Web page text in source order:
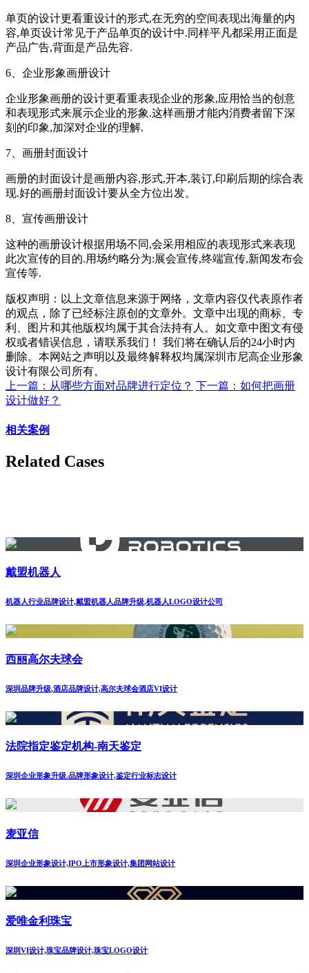
单页的设计更看重设计的形式,在无穷的空间表现出海量的内
容,单页设计常见于产品单页的设计中.同样平凡都采用正面是
产品广告,背面是产品先容.
6、企业形象画册设计
企业形象画册的设计更看重表现企业的形象,应用恰当的创意
和表现形式来展示企业的形象.这样画册才能内消费者留下深
刻的印象,加深对企业的理解.
7、画册封面设计
画册的封面设计是画册内容,形式,开本,装订,印刷后期的综合表
现.好的画册封面设计要从全方位出发。
8、宣传画册设计
这种的画册设计根据用场不同,会采用相应的表现形式来表现
此次宣传的目的.用场约略分为:展会宣传,终端宣传,新闻发布会
宣传等.
版权声明：以上文章信息来源于网络，文章内容仅代表原作者
的观点，除了已经标注原创的文章外。文章中出现的商标、专
利、图片和其他版权均属于其合法持有人。如文章中图文有侵
权或者错误信息，请联系我们！ 我们将在确认后的24小时内
删除。本网站之声明以及最终解释权均属深圳市尼高企业形象
设计有限公司所有。
上一篇：从哪些方面对品牌进行定位？ 下一篇：如何把画册
设计做好？
相关案例
Related Cases
戴盟机器人
机器人行业品牌设计,戴盟机器人品牌升级,机器人LOGO设计公司
西丽高尔夫球会
深圳品牌升级,酒店品牌设计,高尔夫球会酒店VI设计
法院指定鉴定机构-南天鉴定
深圳企业形象升级.品牌形象设计,鉴定行业标志设计
麦亚信
深圳企业形象设计,IPO上市形象设计,集团网站设计
爱唯金利珠宝
深圳VI设计,珠宝品牌设计,珠宝LOGO设计